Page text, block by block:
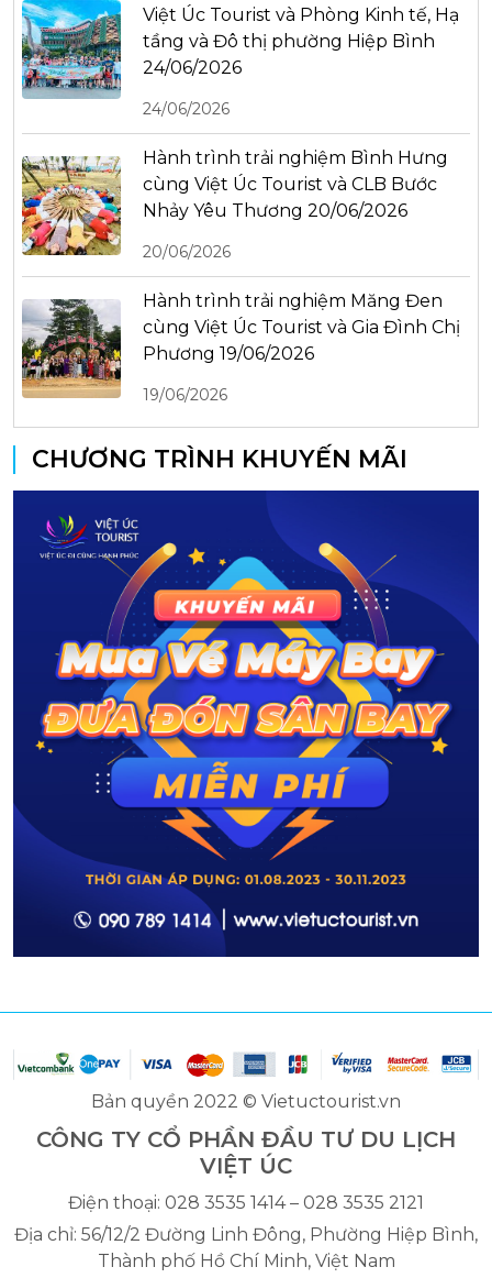
Việt Úc Tourist và Phòng Kinh tế, Hạ
tầng và Đô thị phường Hiệp Bình
24/06/2026
24/06/2026
Hành trình trải nghiệm Bình Hưng
cùng Việt Úc Tourist và CLB Bước
Nhảy Yêu Thương 20/06/2026
20/06/2026
Hành trình trải nghiệm Măng Đen
cùng Việt Úc Tourist và Gia Đình Chị
Phương 19/06/2026
19/06/2026
CHƯƠNG TRÌNH KHUYẾN MÃI
Bản quyền 2022 © Vietuctourist.vn
CÔNG TY CỔ PHẦN ĐẦU TƯ DU LỊCH
VIỆT ÚC
Điện thoại: 028 3535 1414 – 028 3535 2121
Địa chỉ: 56/12/2 Đường Linh Đông, Phường Hiệp Bình,
Thành phố Hồ Chí Minh, Việt Nam